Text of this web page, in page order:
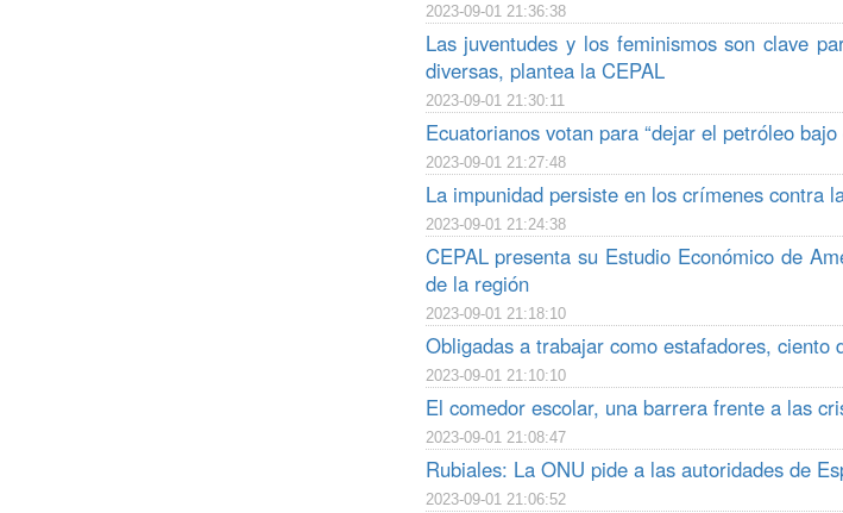
2023-09-01 21:36:38
Las juventudes y los feminismos son clave
diversas, plantea la CEPAL
2023-09-01 21:30:11
Ecuatorianos votan para “dejar el petróleo
2023-09-01 21:27:48
La impunidad persiste en los crímenes contra
2023-09-01 21:24:38
CEPAL presenta su Estudio Económico de
de la región
2023-09-01 21:18:10
Obligadas a trabajar como estafadores,
2023-09-01 21:10:10
El comedor escolar, una barrera frente a las
2023-09-01 21:08:47
Rubiales: La ONU pide a las autoridades de
2023-09-01 21:06:52